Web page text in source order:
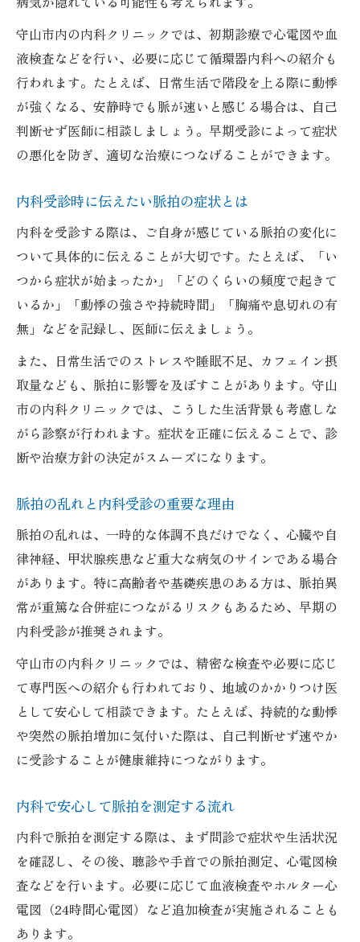
内科が実施する心電図や血液検査のポイン
脈拍異常時の内科検査で安心を得る方法
守山市で安心できる内科探しのコツ
守山市で内科を選ぶときの重要ポイント
守山市で女性医師在籍の内科を調べる利点
内科の診療時間や予約体制も確認しよう
守山市の内科探しで重視すべき設備面
守山市内の内科クリニックでは、初期診療で心電図や血
液検査などを行い、必要に応じて循環器内科への紹介も
行われます。たとえば、日常生活で階段を上る際に動悸
が強くなる、安静時でも脈が速いと感じる場合は、自己
判断せず医師に相談しましょう。早期受診によって症状
の悪化を防ぎ、適切な治療につなげることができます。
内科受診時に伝えたい脈拍の症状とは
内科を受診する際は、ご自身が感じている脈拍の変化に
ついて具体的に伝えることが大切です。たとえば、「い
つから症状が始まったか」「どのくらいの頻度で起きて
いるか」「動悸の強さや持続時間」「胸痛や息切れの有
無」などを記録し、医師に伝えましょう。
また、日常生活でのストレスや睡眠不足、カフェイン摂
取量なども、脈拍に影響を及ぼすことがあります。守山
市の内科クリニックでは、こうした生活背景も考慮しな
がら診察が行われます。症状を正確に伝えることで、診
断や治療方針の決定がスムーズになります。
脈拍の乱れと内科受診の重要な理由
脈拍の乱れは、一時的な体調不良だけでなく、心臓や自
律神経、甲状腺疾患など重大な病気のサインである場合
があります。特に高齢者や基礎疾患のある方は、脈拍異
常が重篤な合併症につながるリスクもあるため、早期の
内科受診が推奨されます。
守山市の内科クリニックでは、精密な検査や必要に応じ
て専門医への紹介も行われており、地域のかかりつけ医
として安心して相談できます。たとえば、持続的な動悸
や突然の脈拍増加に気付いた際は、自己判断せず速やか
に受診することが健康維持につながります。
内科で安心して脈拍を測定する流れ
内科で脈拍を測定する際は、まず問診で症状や生活状況
を確認し、その後、聴診や手首での脈拍測定、心電図検
査などを行います。必要に応じて血液検査やホルター心
電図（24時間心電図）など追加検査が実施されることも
あります。